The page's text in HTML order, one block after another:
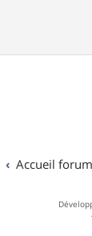
Accueil forum